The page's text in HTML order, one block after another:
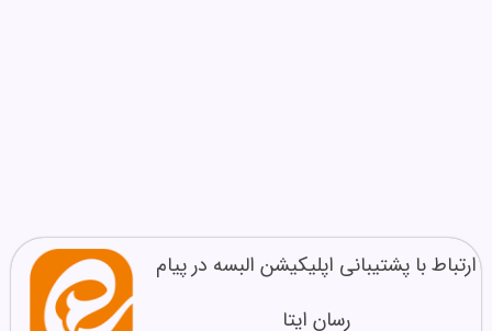
ارتباط با پشتیبانی اپلیکیشن البسه در پیام
رسان ایتا